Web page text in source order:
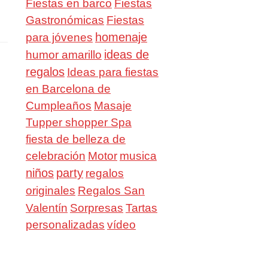
Fiestas en barco Fiestas
Gastronómicas Fiestas
para jóvenes homenaje
humor amarillo ideas de
regalos Ideas para fiestas
en Barcelona de
Cumpleaños Masaje
Tupper shopper Spa
fiesta de belleza de
celebración Motor musica
niños party regalos
originales Regalos San
Valentín Sorpresas Tartas
personalizadas vídeo